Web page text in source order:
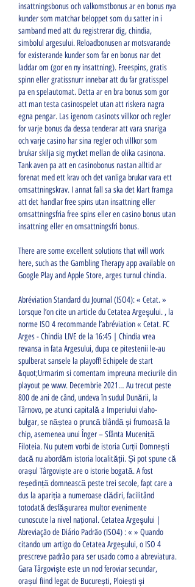
insattningsbonus och valkomstbonus ar en bonus nya
kunder som matchar beloppet som du satter in i
samband med att du registrerar dig, chindia,
simbolul argesului. Reloadbonusen ar motsvarande
for existerande kunder som far en bonus nar det
laddar om (gor en ny insattning). Freespins, gratis
spinn eller gratissnurr innebar att du far gratisspel
pa en spelautomat. Detta ar en bra bonus som gor
att man testa casinospelet utan att riskera nagra
egna pengar. Las igenom casinots villkor och regler
for varje bonus da dessa tenderar att vara snariga
och varje casino har sina regler och villkor som
brukar skilja sig mycket mellan de olika casinona.
Tank aven pa att en casinobonus nastan alltid ar
forenat med ett krav och det vanliga brukar vara ett
omsattningskrav. I annat fall sa ska det klart framga
att det handlar free spins utan insattning eller
omsattningsfria free spins eller en casino bonus utan
insattning eller en omsattningsfri bonus.
There are some excellent solutions that will work
here, such as the Gambling Therapy app available on
Google Play and Apple Store, arges turnul chindia.
Abréviation Standard du Journal (ISO4): « Cetat. »
Lorsque l’on cite un article du Cetatea Argeşului. , la
norme ISO 4 recommande l’abréviation « Cetat. FC
Arges - Chindia LIVE de la 16:45 | Chindia vrea
revansa in fata Argesului, dupa ce pitestenii le-au
spulberat sansele la playoff! Echipele de start
&quot;Urmarim si comentam impreuna meciurile din
playout pe www. Decembrie 2021… Au trecut peste
800 de ani de când, undeva în sudul Dunării, la
Târnovo, pe atunci capitală a Imperiului vlaho-
bulgar, se năștea o pruncă blândă și frumoasă la
chip, asemenea unui Înger – Sfânta Muceniță
Filoteia. Nu putem vorbi de istoria Curții Domnești
dacă nu abordăm istoria localității. Și pot spune că
orașul Târgoviște are o istorie bogată. A fost
reședință domnească peste trei secole, fapt care a
dus la apariția a numeroase clădiri, facilitând
totodată desfășurarea multor evenimente
cunoscute la nivel național. Cetatea Argeşului |
Abreviação de Diário Padrão (ISO4) : « » Quando
citando um artigo do Cetatea Argeşului, o ISO 4
prescreve padrão para ser usado como a abreviatura.
Gara Târgoviște este un nod feroviar secundar,
orașul fiind legat de București, Ploiești și